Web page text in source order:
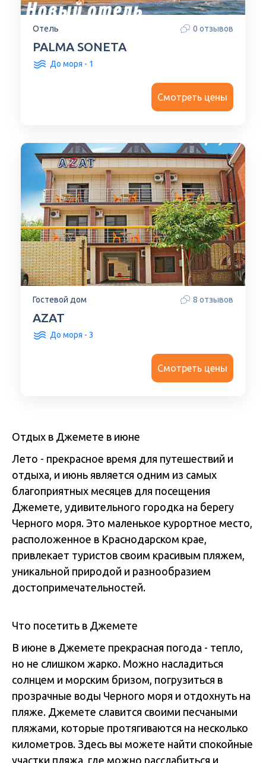
Отель 0 отзывов
PALMA SONETA
До моря - 1
Смотреть цены
Гостевой дом 8 отзывов
AZAT
До моря - 3
Смотреть цены
Отдых в Джемете в июне
Лето - прекрасное время для путешествий и
отдыха, и июнь является одним из самых
благоприятных месяцев для посещения
Джемете, удивительного городка на берегу
Черного моря. Это маленькое курортное место,
расположенное в Краснодарском крае,
привлекает туристов своим красивым пляжем,
уникальной природой и разнообразием
достопримечательностей.
Что посетить в Джемете
В июне в Джемете прекрасная погода - тепло,
но не слишком жарко. Можно насладиться
солнцем и морским бризом, погрузиться в
прозрачные воды Черного моря и отдохнуть на
пляже. Джемете славится своими песчаными
пляжами, которые протягиваются на несколько
километров. Здесь вы можете найти спокойные
участки пляжа, где можно расслабиться и